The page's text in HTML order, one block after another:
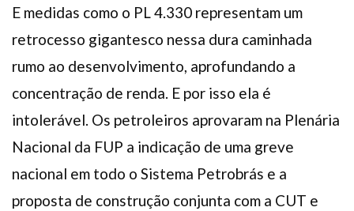
E medidas como o PL 4.330 representam um
retrocesso gigantesco nessa dura caminhada
rumo ao desenvolvimento, aprofundando a
concentração de renda. E por isso ela é
intolerável. Os petroleiros aprovaram na Plenária
Nacional da FUP a indicação de uma greve
nacional em todo o Sistema Petrobrás e a
proposta de construção conjunta com a CUT e